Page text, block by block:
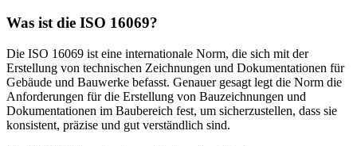
Was ist die ISO 16069?
Die ISO 16069 ist eine internationale Norm, die sich mit der
Erstellung von technischen Zeichnungen und Dokumentationen für
Gebäude und Bauwerke befasst. Genauer gesagt legt die Norm die
Anforderungen für die Erstellung von Bauzeichnungen und
Dokumentationen im Baubereich fest, um sicherzustellen, dass sie
konsistent, präzise und gut verständlich sind.